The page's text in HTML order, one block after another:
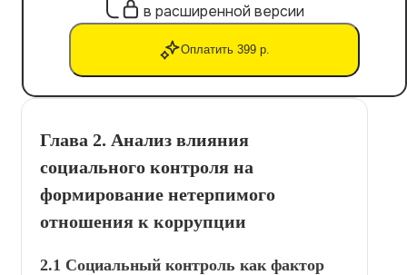
в расширенной версии
Оплатить 399 р.
Глава 2. Анализ влияния
социального контроля на
формирование нетерпимого
отношения к коррупции
2.1 Социальный контроль как фактор